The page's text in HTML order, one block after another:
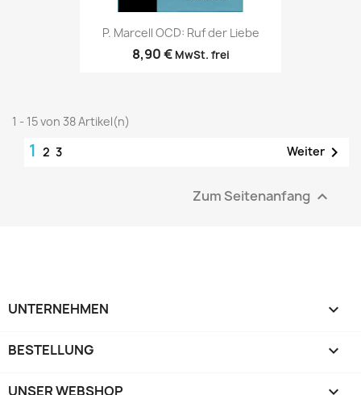
P. Marcell OCD: Ruf der Liebe
8,90 € MwSt. frei
1 - 15 von 38 Artikel(n)
1 2 3 Weiter 
Zum Seitenanfang 
UNTERNEHMEN 
BESTELLUNG 
UNSER WEBSHOP